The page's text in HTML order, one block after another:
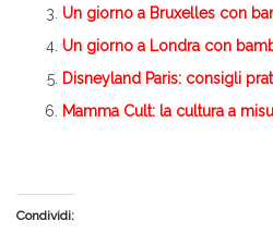
Un giorno a Bruxelles con
Un giorno a Londra con
Disneyland Paris: consigli
Mamma Cult: la cultura a
Condividi: